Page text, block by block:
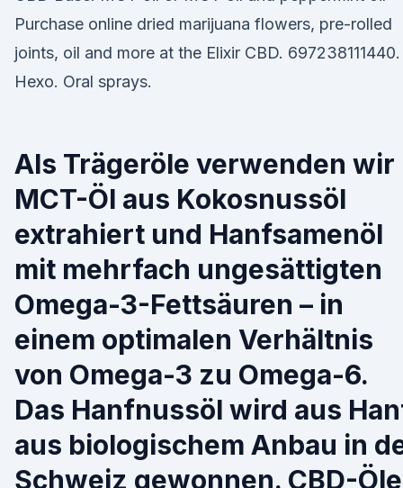
Purchase online dried marijuana flowers, pre-rolled
joints, oil and more at the Elixir CBD. 697238111440.
Hexo. Oral sprays.
Als Trägeröle verwenden wir
MCT-Öl aus Kokosnussöl
extrahiert und Hanfsamenöl
mit mehrfach ungesättigten
Omega-3-Fettsäuren – in
einem optimalen Verhältnis
von Omega-3 zu Omega-6.
Das Hanfnussöl wird aus
aus biologischem Anbau in
Schweiz gewonnen. CBD-Öle